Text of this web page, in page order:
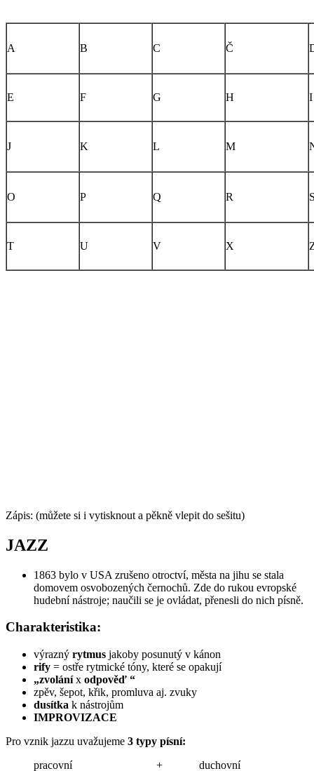
A B C Č
E F G H I
J K L M
O P Q R
T U V X
Zápis: (můžete si i vytisknout a pěkně vlepit do sešitu)
JAZZ
1863 bylo v USA zrušeno otroctví, města na jihu se stala
domovem osvobozených černochů. Zde do rukou evropské
hudební nástroje; naučili se je ovládat, přenesli do nich písně.
Charakteristika:
výrazný rytmus jakoby posunutý v kánon
rify = ostře rytmické tóny, které se opakují
„zvoláníx odpověď “
zpěv, šepot, křik, promluva aj. zvuky
dusítka k nástrojům
IMPROVIZACE
Pro vznik jazzu uvažujeme 3 typy písní:
pracovní + duchovní